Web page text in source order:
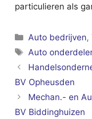
particulieren als
Categorieën
Auto bedrijven,
Tags
Auto
BV Opheusden
Mechan.- en
BV Biddinghuizen